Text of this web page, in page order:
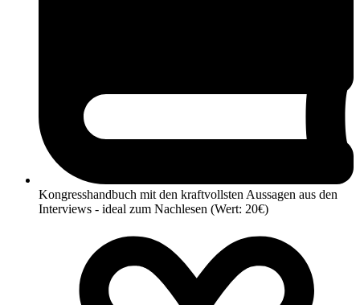
Kongresshandbuch mit den kraftvollsten Aussagen aus den
Interviews - ideal zum Nachlesen (Wert: 20€)